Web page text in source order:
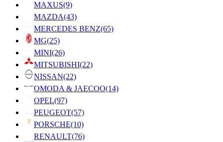
MAXUS(9)
MAZDA(43)
MERCEDES BENZ(65)
MG(25)
MINI(26)
MITSUBISHI(22)
NISSAN(22)
OMODA & JAECOO(14)
OPEL(97)
PEUGEOT(57)
PORSCHE(10)
RENAULT(76)